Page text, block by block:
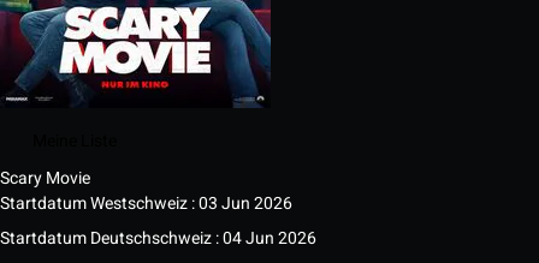
Scary Movie
Startdatum Westschweiz : 03 Jun 2026
Startdatum Deutschschweiz : 04 Jun 2026